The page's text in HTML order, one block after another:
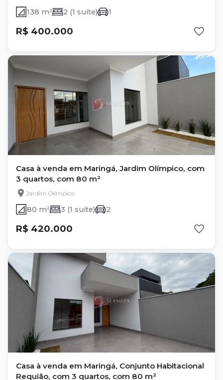
138 m² 2 (1 suíte) 1
R$ 400.000
Casa à venda em Maringá, Jardim Olímpico, com
3 quartos, com 80 m²
Jardim Olímpico
80 m² 3 (1 suíte) 2
R$ 420.000
Casa à venda em Maringá, Conjunto Habitacional
Requião, com 3 quartos, com 80 m²